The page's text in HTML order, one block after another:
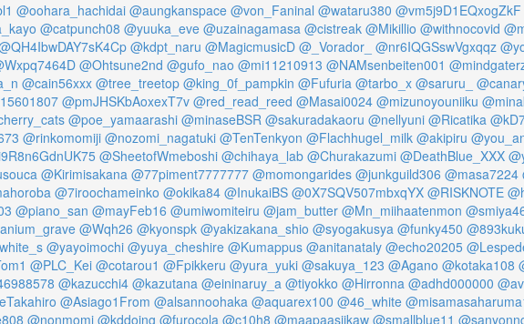
@oohara_hachidai @aungkanspace @von_Faninal @wataru380 @vm5j9D1EQxogZkF
@catpunch08 @yuuka_eve @uzainagamasa @cistreak @Mikillio @withnocovid
@kdpt_naru @MagicmusicD @_Vorador_ @nr6IQGSswVgxqqz
@Ohtsune2nd @gufo_nao @mi11210913 @NAMsenbeiten001
@cain56xxx @tree_treetop @king_0f_pampkin @Fufuria @tarbo_x @saruru_
@pmJHSKbAoxexT7v @red_read_reed @Masai0024 @mizunoyouniiku
@poe_yamaarashi @minaseBSR @sakuradakaoru @nellyuni @Ricatika
@rinkomomiji @nozomi_nagatuki @TenTenkyon @Flachhugel_milk @akipiru
@SheetofWmeboshi @chihaya_lab @Churakazumi @DeathBlue_XXX
@Kirimisakana @77piment7777777 @momongarides @junkguild306 @masa7224
@7iroochameinko @okika84 @InukaiBS @0X7SQV507mbxqYX @RISKNOTE
@piano_san @mayFeb16 @umiwomiteiru @jam_butter @Mn_miihaatenmon
@Wqh26 @kyonspk @yakizakana_shio @syogakusya @funky450
@yayoimochi @yuya_cheshire @Kumappus @anitanataly @echo20205
@PLC_Kei @cotarou1 @Fpikkeru @yura_yuki @sakuya_123 @Agano @kotaka108
@kazucchi4 @kazutana @eininaruy_a @tiyokko @Hirronna @adhd000000
@Asiago1From @alsannoohaka @aquarex100 @46_white
@nonmomi @kddoing @furocola @c10h8 @maapaasiikaw @smallblue11